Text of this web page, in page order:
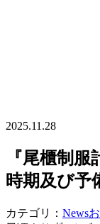
2025.11.28
『尾櫃制
時期及び予
カテゴリ： News